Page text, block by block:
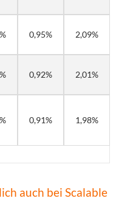
0,95% 2,09%
0,92% 2,01%
0,91% 1,98%
auch bei Scalable